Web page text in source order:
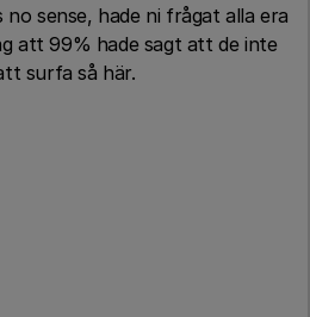
sense, hade ni frågat alla era
att 99% hade sagt att de inte
surfa så här.